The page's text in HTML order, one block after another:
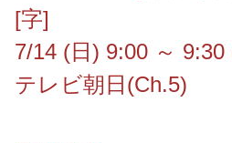
[字]
7/14 (日) 9:00 ～ 9:30
テレビ朝日(Ch.5)